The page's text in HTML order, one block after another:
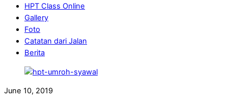
HPT Class Online
Gallery
Foto
Catatan dari Jalan
Berita
June 10, 2019